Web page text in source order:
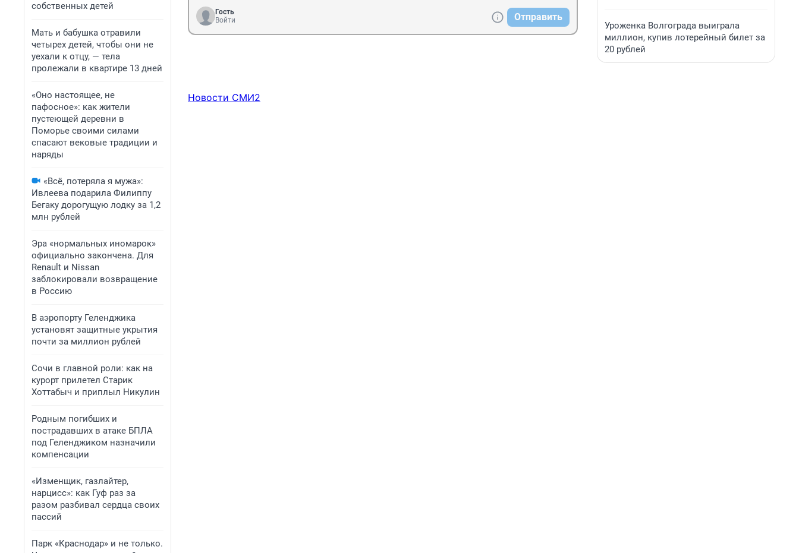
собственных детей
Мать и бабушка отравили
четырех детей, чтобы они не
уехали к отцу, — тела
пролежали в квартире 13 дней
«Оно настоящее, не
пафосное»: как жители
пустеющей деревни в
Поморье своими силами
спасают вековые традиции и
наряды
«Всё, потеряла я мужа»:
Ивлеева подарила Филиппу
Бегаку дорогущую лодку за 1,2
млн рублей
Эра «нормальных иномарок»
официально закончена. Для
Renault и Nissan
заблокировали возвращение
в Россию
В аэропорту Геленджика
установят защитные укрытия
почти за миллион рублей
Сочи в главной роли: как на
курорт прилетел Старик
Хоттабыч и приплыл Никулин
Родным погибших и
пострадавших в атаке БПЛА
под Геленджиком назначили
компенсации
«Изменщик, газлайтер,
нарцисс»: как Гуф раз за
разом разбивал сердца своих
пассий
Парк «Краснодар» и не только.
Гость
Войти
Отправить
Новости СМИ2
Уроженка Волгограда выиграла
миллион, купив лотерейный билет за
20 рублей